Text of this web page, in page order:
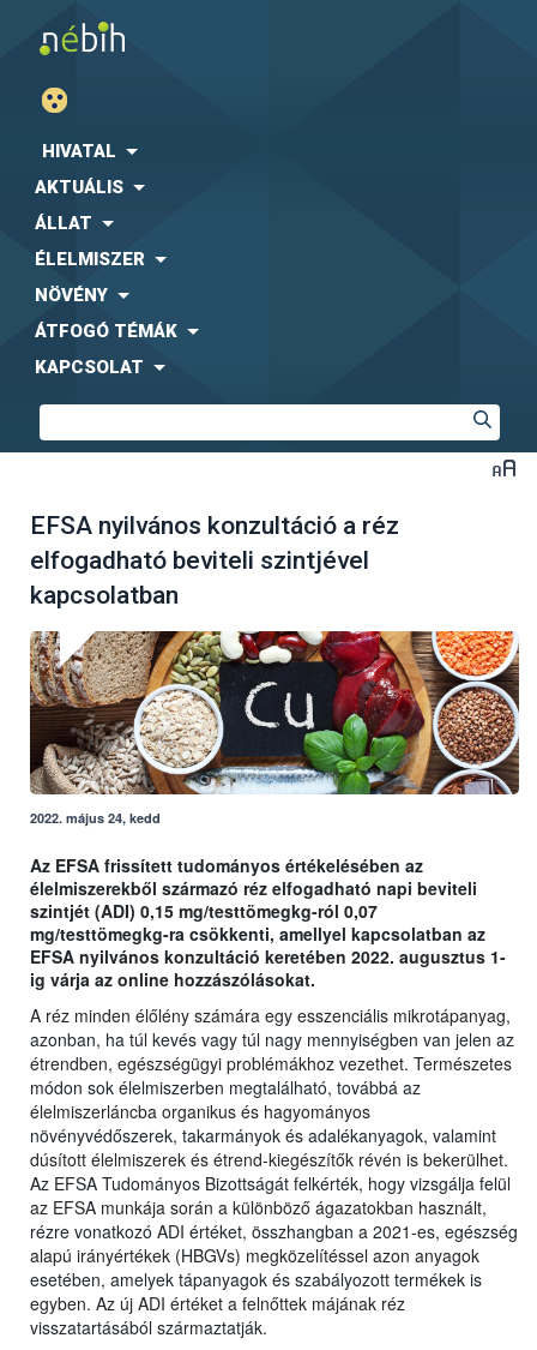
HIVATAL
AKTUÁLIS
ÁLLAT
ÉLELMISZER
NÖVÉNY
ÁTFOGÓ TÉMÁK
KAPCSOLAT
EFSA nyilvános konzultáció a réz
elfogadható beviteli szintjével
kapcsolatban
2022. május 24, kedd
Az EFSA frissített tudományos értékelésében az
élelmiszerekből származó réz elfogadható napi beviteli
szintjét (ADI) 0,15 mg/testtömegkg-ról 0,07
mg/testtömegkg-ra csökkenti, amellyel kapcsolatban az
EFSA nyilvános konzultáció keretében 2022. augusztus 1-
ig várja az online hozzászólásokat.
A réz minden élőlény számára egy esszenciális mikrotápanyag,
azonban, ha túl kevés vagy túl nagy mennyiségben van jelen az
étrendben, egészségügyi problémákhoz vezethet. Természetes
módon sok élelmiszerben megtalálható, továbbá az
élelmiszerláncba organikus és hagyományos
növényvédőszerek, takarmányok és adalékanyagok, valamint
dúsított élelmiszerek és étrend-kiegészítők révén is bekerülhet.
Az EFSA Tudományos Bizottságát felkérték, hogy vizsgálja felül
az EFSA munkája során a különböző ágazatokban használt,
rézre vonatkozó ADI értéket, összhangban a 2021-es, egészség
alapú irányértékek (HBGVs) megközelítéssel azon anyagok
esetében, amelyek tápanyagok és szabályozott termékek is
egyben. Az új ADI értéket a felnőttek májának réz
visszatartásából származtatják.